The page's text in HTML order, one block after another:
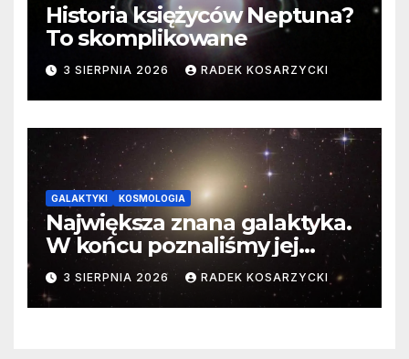
Historia księżyców Neptuna?
To skomplikowane
3 SIERPNIA 2026 RADEK KOSARZYCKI
GALAKTYKI KOSMOLOGIA
Największa znana galaktyka.
W końcu poznaliśmy jej
faktyczne wymiary
3 SIERPNIA 2026 RADEK KOSARZYCKI